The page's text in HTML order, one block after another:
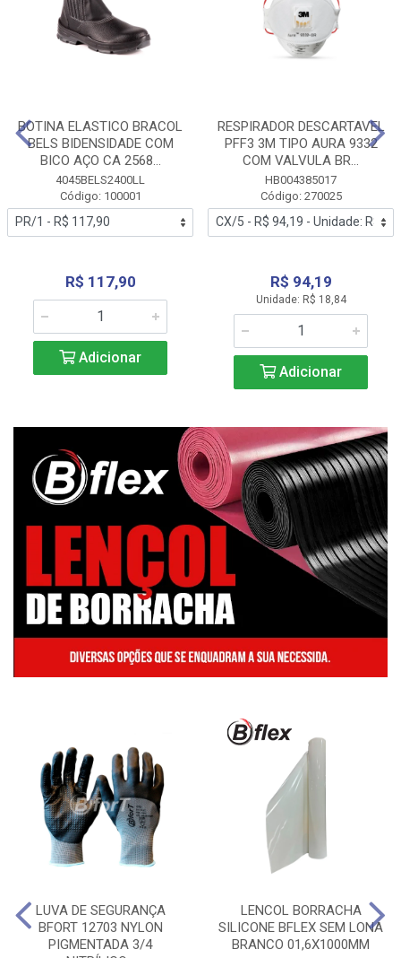
BOTINA ELASTICO BRACOL
BELS BIDENSIDADE COM
BICO AÇO CA 2568...
4045BELS2400LL
Código: 100001
R$ 117,90
Adicionar
RESPIRADOR DESCARTAVEL
PFF3 3M TIPO AURA 9332
COM VALVULA BR...
HB004385017
Código: 270025
R$ 94,19
Unidade: R$ 18,84
Adicionar
LUVA DE SEGURANÇA
BFORT 12703 NYLON
PIGMENTADA 3/4
LENCOL BORRACHA
SILICONE BFLEX SEM LONA
BRANCO 01,6X1000MM